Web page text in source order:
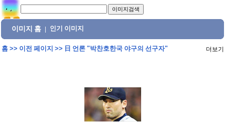
이미지 홈 인기 이미지
홈>> 이전 페이지 >> 日 언론 "박찬호한국 야구의 선구자" 더보기